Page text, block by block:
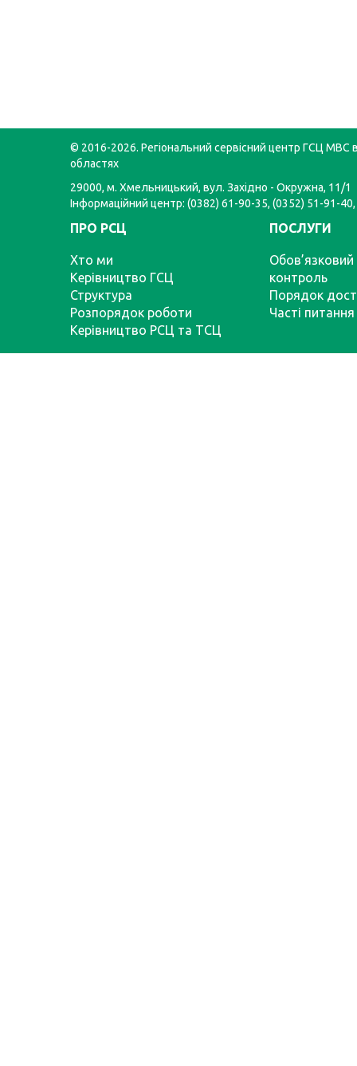
© 2016-2026. Регіональний сервісний центр ГСЦ МВС
областях
29000, м. Хмельницький, вул. Західно - Окружна, 11/1
Інформаційний центр: (0382) 61-90-35, (0352) 51-91-
ПРО РСЦ
Хто ми
Керівництво ГСЦ
Структура
Розпорядок роботи
Керівництво РСЦ та ТСЦ
ПОСЛУГИ
Обов’язковий
контроль
Порядок
Часті питання